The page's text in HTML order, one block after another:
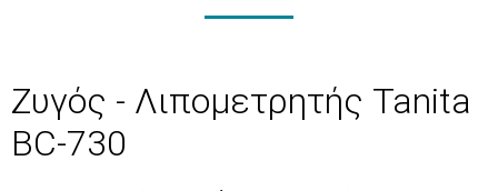
Ζυγός - Λιπομετρητής Tanita
BC-730